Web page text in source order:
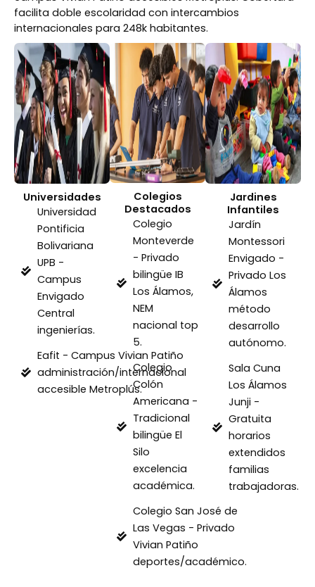
facilita doble escolaridad con intercambios
internacionales para 248k habitantes.
Universidades
Universidad
Pontificia
Bolivariana
UPB -
Campus
Envigado
Central
ingenierías.
Eafit - Campus Vivian Patiño
administración/internacional
accesible Metroplús.
Colegios
Destacados
Colegio
Monteverde
- Privado
bilingüe IB
Los Álamos,
NEM
nacional top
5.
Colegio
Colón
Americana -
Tradicional
bilingüe El
Silo
excelencia
académica.
Colegio San José de
Las Vegas - Privado
Vivian Patiño
deportes/académico.
Jardines
Infantiles
Jardín
Montessori
Envigado -
Privado Los
Álamos
método
desarrollo
autónomo.
Sala Cuna
Los Álamos
Junji -
Gratuita
horarios
extendidos
familias
trabajadoras.